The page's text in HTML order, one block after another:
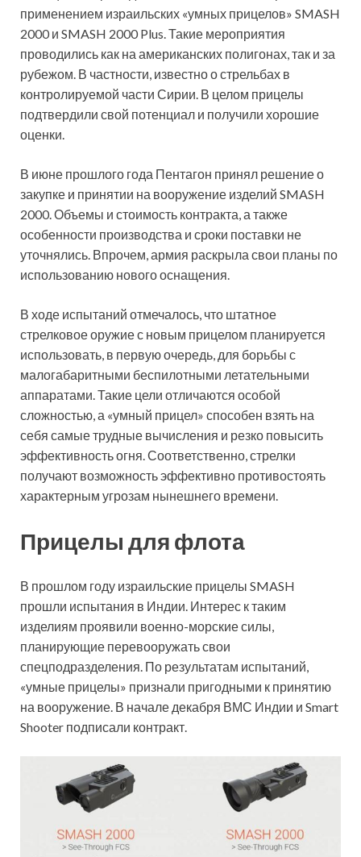
применением израильских «умных прицелов» SMASH
2000 и SMASH 2000 Plus. Такие мероприятия
проводились как на американских полигонах, так и за
рубежом. В частности, известно о стрельбах в
контролируемой части Сирии. В целом прицелы
подтвердили свой потенциал и получили хорошие
оценки.
В июне прошлого года Пентагон принял решение о
закупке и принятии на вооружение изделий SMASH
2000. Объемы и стоимость контракта, а также
особенности производства и сроки поставки не
уточнялись. Впрочем, армия раскрыла свои планы по
использованию нового оснащения.
В ходе испытаний отмечалось, что штатное
стрелковое оружие с новым прицелом планируется
использовать, в первую очередь, для борьбы с
малогабаритными беспилотными летательными
аппаратами. Такие цели отличаются особой
сложностью, а «умный прицел» способен взять на
себя самые трудные вычисления и резко повысить
эффективность огня. Соответственно, стрелки
получают возможность эффективно противостоять
характерным угрозам нынешнего времени.
Прицелы для флота
В прошлом году израильские прицелы SMASH
прошли испытания в Индии. Интерес к таким
изделиям проявили военно-морские силы,
планирующие перевооружать свои
спецподразделения. По результатам испытаний,
«умные прицелы» признали пригодными к принятию
на вооружение. В начале декабря ВМС Индии и Smart
Shooter подписали контракт.